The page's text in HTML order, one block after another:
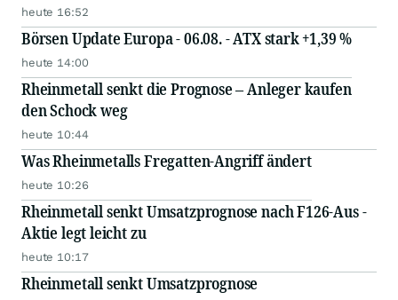
heute 16:52
Börsen Update Europa - 06.08. - ATX stark +1,39 %
heute 14:00
Rheinmetall senkt die Prognose – Anleger kaufen
den Schock weg
heute 10:44
Was Rheinmetalls Fregatten-Angriff ändert
heute 10:26
Rheinmetall senkt Umsatzprognose nach F126-Aus -
Aktie legt leicht zu
heute 10:17
Rheinmetall senkt Umsatzprognose